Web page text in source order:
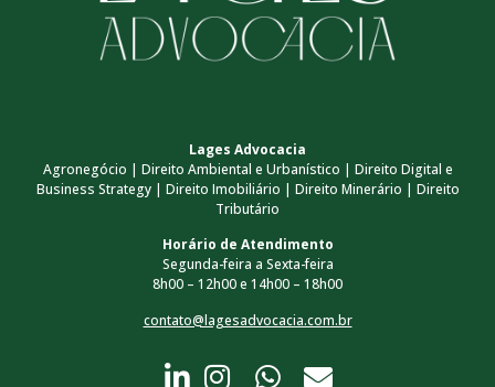
Lages Advocacia
Agronegócio | Direito Ambiental e Urbanístico | Direito Digital e
Business Strategy | Direito Imobiliário | Direito Minerário | Direito
Tributário
Horário de Atendimento
Segunda-feira a Sexta-feira
8h00 – 12h00 e 14h00 – 18h00
contato@lagesadvocacia.com.br